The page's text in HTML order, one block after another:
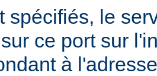
spécifiés, le
ce port sur
à